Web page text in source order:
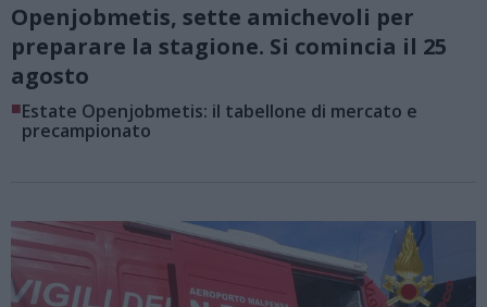
Openjobmetis, sette amichevoli per
preparare la stagione. Si comincia il 25
agosto
■Estate Openjobmetis: il tabellone di mercato e
precampionato